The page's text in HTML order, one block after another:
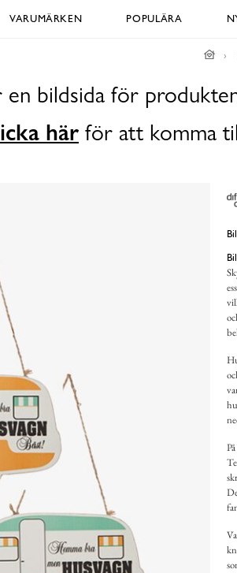
VARUMÄRKEN POPULÄRA
bildsida för
här för att komma